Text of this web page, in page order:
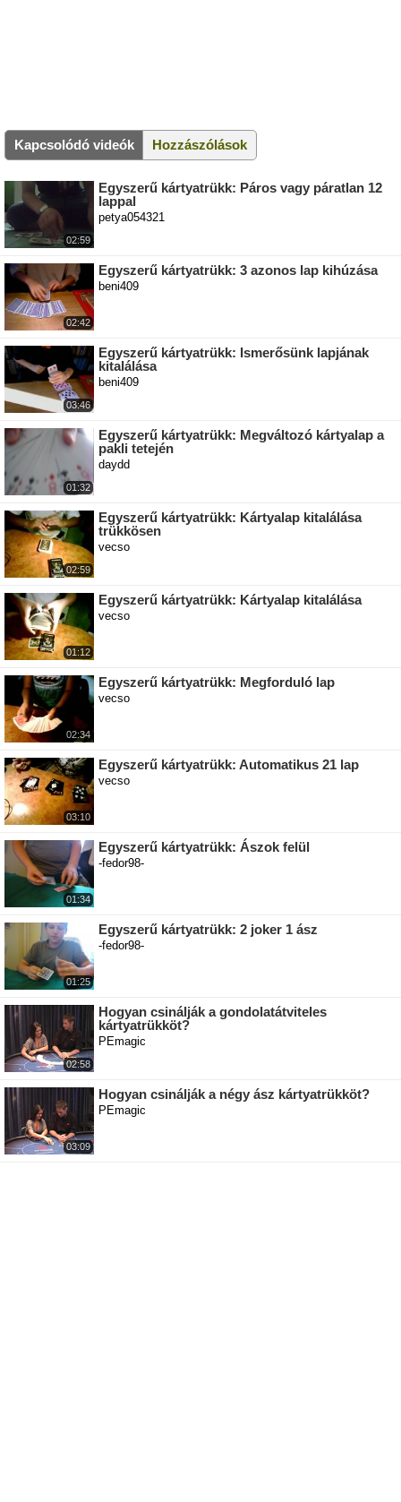
Kapcsolódó videók Hozzászólások
02:59
Egyszerű kártyatrükk: Páros vagy páratlan 12
lappal
petya054321
02:42
Egyszerű kártyatrükk: 3 azonos lap kihúzása
beni409
03:46
Egyszerű kártyatrükk: Ismerősünk lapjának
kitalálása
beni409
01:32
Egyszerű kártyatrükk: Megváltozó kártyalap a
pakli tetején
daydd
02:59
Egyszerű kártyatrükk: Kártyalap kitalálása
trükkösen
vecso
01:12
Egyszerű kártyatrükk: Kártyalap kitalálása
vecso
02:34
Egyszerű kártyatrükk: Megforduló lap
vecso
03:10
Egyszerű kártyatrükk: Automatikus 21 lap
vecso
01:34
Egyszerű kártyatrükk: Ászok felül
-fedor98-
01:25
Egyszerű kártyatrükk: 2 joker 1 ász
-fedor98-
02:58
Hogyan csinálják a gondolatátviteles
kártyatrükköt?
PEmagic
03:09
Hogyan csinálják a négy ász kártyatrükköt?
PEmagic